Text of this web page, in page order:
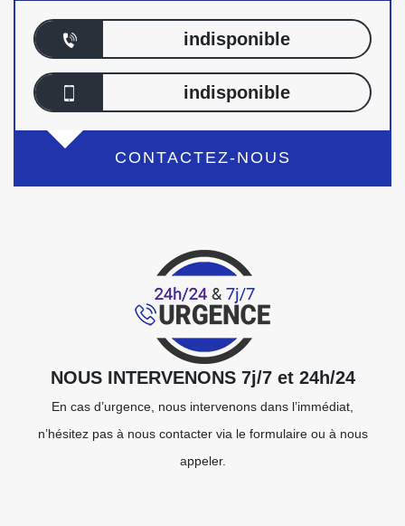
indisponible
indisponible
CONTACTEZ-NOUS
NOUS INTERVENONS 7j/7 et 24h/24
En cas d’urgence, nous intervenons dans l’immédiat,
n’hésitez pas à nous contacter via le formulaire ou à nous
appeler.